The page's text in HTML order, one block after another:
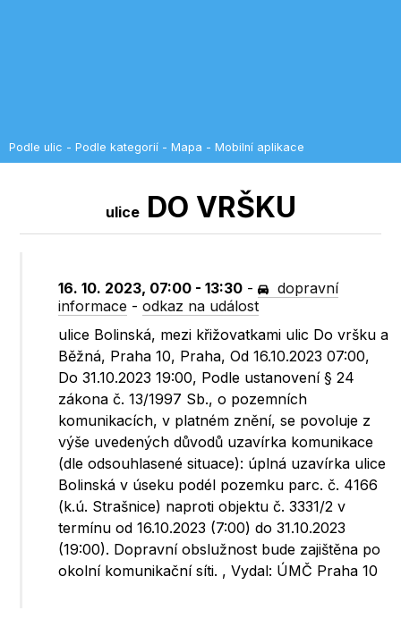
Podle ulic - Podle kategorií - Mapa - Mobilní aplikace
uliceDO VRŠKU
16. 10. 2023, 07:00 - 13:30 -
dopravní
informace -odkaz na událost
ulice Bolinská, mezi křižovatkami ulic Do vršku a
Běžná, Praha 10, Praha, Od 16.10.2023 07:00,
Do 31.10.2023 19:00, Podle ustanovení § 24
zákona č. 13/1997 Sb., o pozemních
komunikacích, v platném znění, se povoluje z
výše uvedených důvodů uzavírka komunikace
(dle odsouhlasené situace): úplná uzavírka ulice
Bolinská v úseku podél pozemku parc. č. 4166
(k.ú. Strašnice) naproti objektu č. 3331/2 v
termínu od 16.10.2023 (7:00) do 31.10.2023
(19:00). Dopravní obslužnost bude zajištěna po
okolní komunikační síti. , Vydal: ÚMČ Praha 10